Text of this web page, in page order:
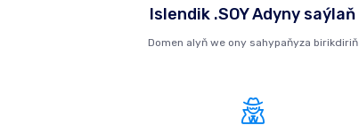
Islendik .SOY Adyny saýlaň
Domen alyň we ony sahypaňyza birikdiriň